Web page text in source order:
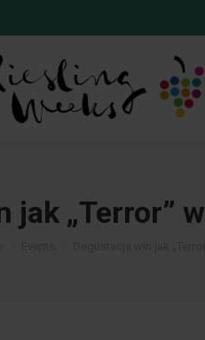
jak „Terror”